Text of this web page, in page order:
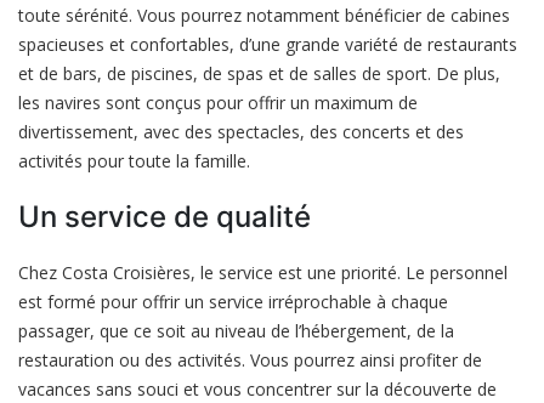
toute sérénité. Vous pourrez notamment bénéficier de cabines
spacieuses et confortables, d’une grande variété de restaurants
et de bars, de piscines, de spas et de salles de sport. De plus,
les navires sont conçus pour offrir un maximum de
divertissement, avec des spectacles, des concerts et des
activités pour toute la famille.
Un service de qualité
Chez Costa Croisières, le service est une priorité. Le personnel
est formé pour offrir un service irréprochable à chaque
passager, que ce soit au niveau de l’hébergement, de la
restauration ou des activités. Vous pourrez ainsi profiter de
vacances sans souci et vous concentrer sur la découverte de